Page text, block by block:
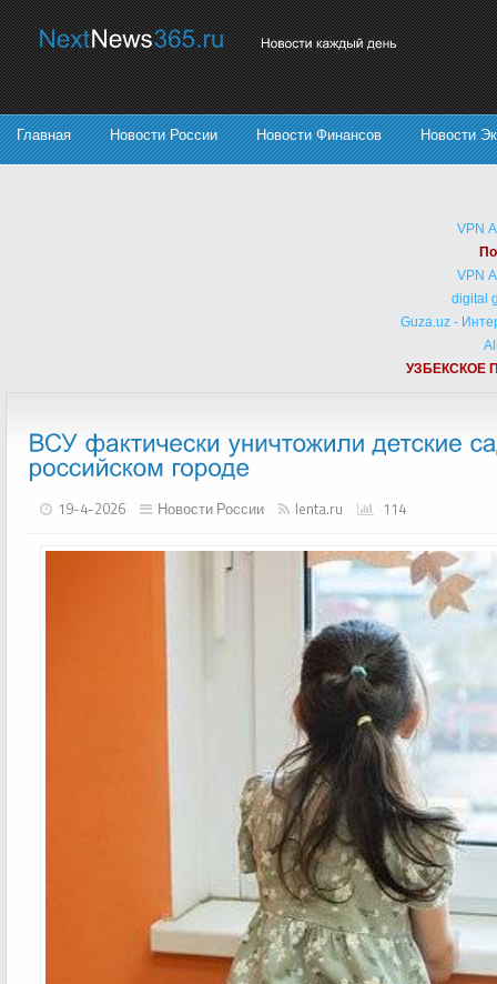
Главная Новости России Новости Финансов Новости
VPN
VPN
digital
Guza.uz -
УЗБЕКСКОЕ
19-4-2026 Новости России lenta.ru 114